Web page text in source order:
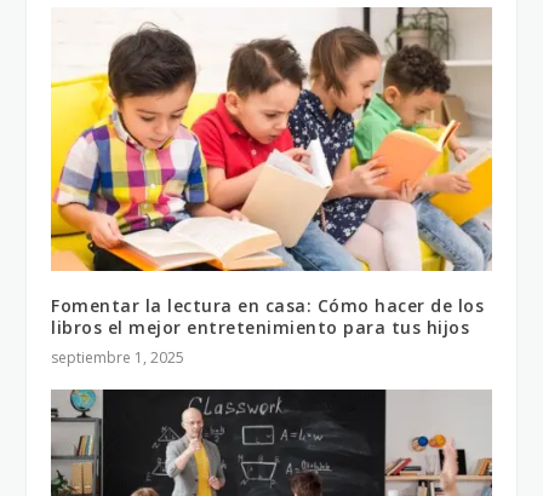
Fomentar la lectura en casa: Cómo hacer de los
libros el mejor entretenimiento para tus hijos
septiembre 1, 2025